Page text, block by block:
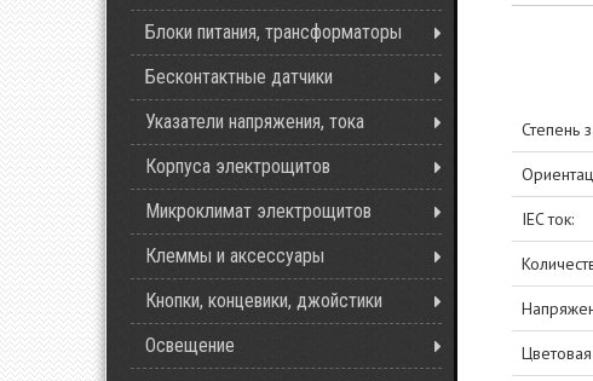
Блоки питания, трансформаторы
Бесконтактные датчики
Указатели напряжения, тока
Корпуса электрощитов
Микроклимат электрощитов
Клеммы и аксессуары
Кнопки, концевики, джойстики
Освещение
Степень
IEC ток: